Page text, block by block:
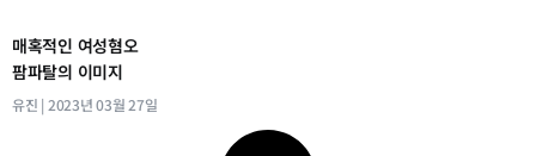
매혹적인 여성혐오
팜파탈의 이미지
유진 2023년 03월 27일